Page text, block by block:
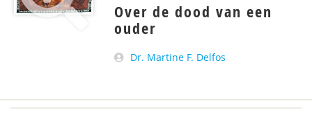
Over de dood van een
ouder
Dr. Martine F. Delfos